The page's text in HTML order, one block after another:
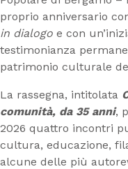
proprio anniversario
in dialogo e con
testimonianza
patrimonio culturale
La rassegna, intitolata
comunità, da 35 anni,
2026 quattro incontri
cultura, educazione,
alcune delle più